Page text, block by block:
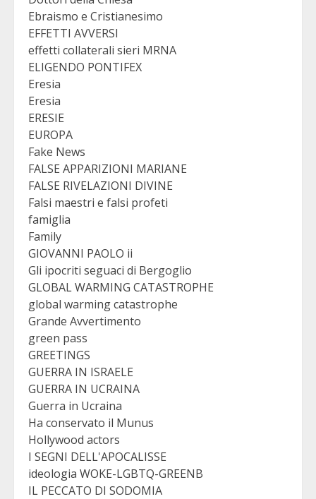
Ebraismo e Cristianesimo
EFFETTI AVVERSI
effetti collaterali sieri MRNA
ELIGENDO PONTIFEX
Eresia
Eresia
ERESIE
EUROPA
Fake News
FALSE APPARIZIONI MARIANE
FALSE RIVELAZIONI DIVINE
Falsi maestri e falsi profeti
famiglia
Family
GIOVANNI PAOLO ii
Gli ipocriti seguaci di Bergoglio
GLOBAL WARMING CATASTROPHE
global warming catastrophe
Grande Avvertimento
green pass
GREETINGS
GUERRA IN ISRAELE
GUERRA IN UCRAINA
Guerra in Ucraina
Ha conservato il Munus
Hollywood actors
I SEGNI DELL'APOCALISSE
ideologia WOKE-LGBTQ-GREENB
IL PECCATO DI SODOMIA